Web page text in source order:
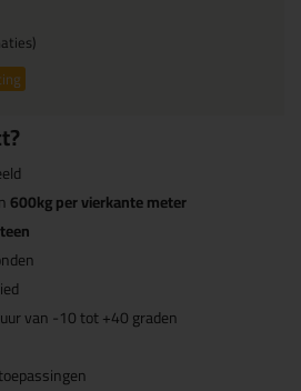
600kg per vierkante meter
van -10 tot +40 graden